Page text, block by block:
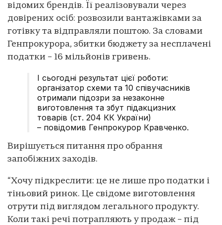
відомих брендів. Її реалізовували через
довірених осіб: розвозили вантажівками за
готівку та відправляли поштою. За словами
Генпрокурора, збитки бюджету за несплачені
податки – 16 мільйонів гривень.
І сьогодні результат цієї роботи:
організатор схеми та 10 співучасників
отримали підозри за незаконне
виготовлення та збут підакцизних
товарів (ст. 204 КК України)
– повідомив Генпрокурор Кравченко.
Вирішується питання про обрання
запобіжних заходів.
“Хочу підкреслити: це не лише про податки і
тіньовий ринок. Це свідоме виготовлення
отрути під виглядом легального продукту.
Коли такі речі потрапляють у продаж – під